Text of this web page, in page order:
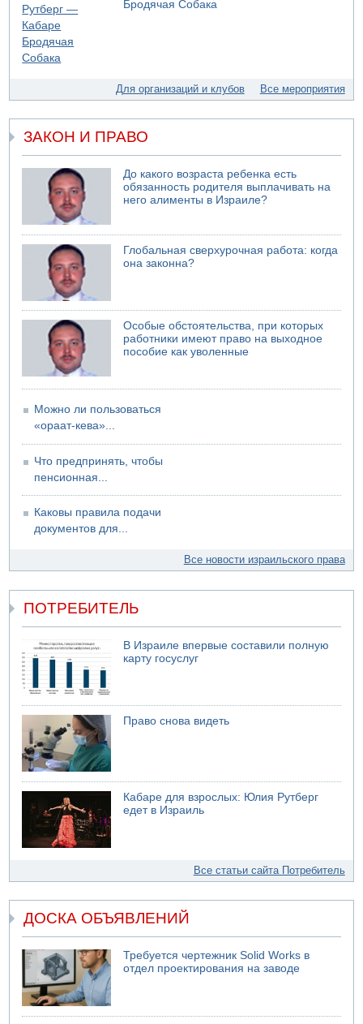
05.08.2026 13:49
На севере Израиля на берег выбросило тело
05.08.2026 13:32
В России горят новые склады
Бродячая Собака
Для организаций и клубов Все мероприятия
ЗАКОН И ПРАВО
До какого возраста ребенка есть
обязанность родителя выплачивать на
него алименты в Израиле?
Глобальная сверхурочная работа: когда
она законна?
Особые обстоятельства, при которых
работники имеют право на выходное
пособие как уволенные
Можно ли пользоваться
«ораат-кева»...
Что предпринять, чтобы
пенсионная...
Каковы правила подачи
документов для...
Все новости израильского права
ПОТРЕБИТЕЛЬ
В Израиле впервые составили полную
карту госуслуг
Право снова видеть
Кабаре для взрослых: Юлия Рутберг
едет в Израиль
Все статьи сайта Потребитель
ДОСКА ОБЪЯВЛЕНИЙ
Требуется чертежник Solid Works в
отдел проектирования на заводе